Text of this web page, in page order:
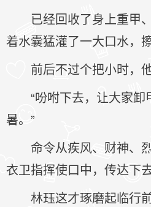
已经回收了身上重甲
着水囊猛灌了一大口水，
前后不过个把小时，
“吩咐下去，让大家
暑。”
命令从疾风、财神、
衣卫指挥使口中，传达下去
林珏这才琢磨起临行